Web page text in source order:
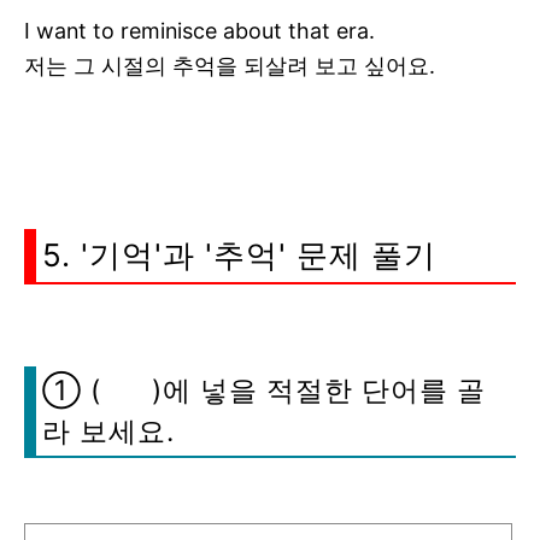
I want to reminisce about that era.
저는 그 시절의 추억을 되살려 보고 싶어요.
5. '기억'과 '추억' 문제 풀기
① ( )에 넣을 적절한 단어를 골
라 보세요.